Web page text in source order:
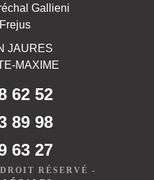
Gallieni
JAURES
MAXIME
62 52
89 98
63 27
RÉSERVÉ -